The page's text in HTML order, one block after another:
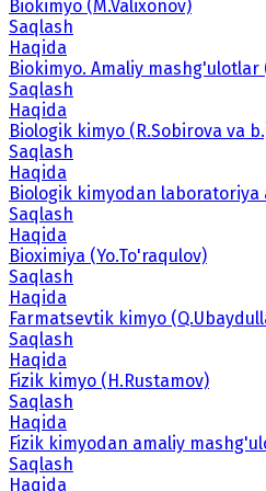
Biokimyo (M.Valixonov)
Saqlash
Haqida
Biokimyo. Amaliy mashg'ulotlar
Saqlash
Haqida
Biologik kimyo (R.Sobirova va
Saqlash
Haqida
Biologik kimyodan laboratoriya
Saqlash
Haqida
Bioximiya (Yo.To'raqulov)
Saqlash
Haqida
Farmatsevtik kimyo
Saqlash
Haqida
Fizik kimyo (H.Rustamov)
Saqlash
Haqida
Fizik kimyodan amaliy
Saqlash
Haqida